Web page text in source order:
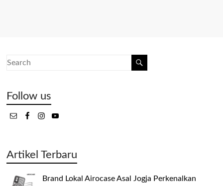
Follow us
Artikel Terbaru
Brand Lokal Airocase Asal Jogja Perkenalkan